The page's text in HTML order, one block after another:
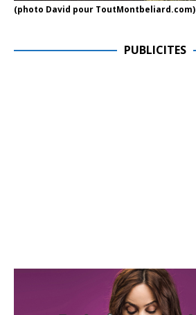
(photo David pour ToutMontbeliard.com)
PUBLICITES